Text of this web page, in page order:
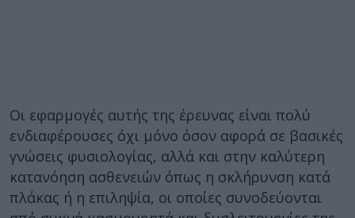
Οι εφαρμογές αυτής της έρευνας είναι πολύ
ενδιαφέρουσες όχι μόνο όσον αφορά σε βασικές
γνώσεις φυσιολογίας, αλλά και στην καλύτερη
κατανόηση ασθενειών όπως η σκλήρυνση κατά
πλάκας ή η επιληψία, οι οποίες συνοδεύονται